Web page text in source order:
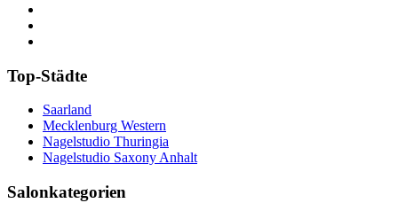
Top-Städte
Saarland
Mecklenburg Western
Nagelstudio Thuringia
Nagelstudio Saxony Anhalt
Salonkategorien